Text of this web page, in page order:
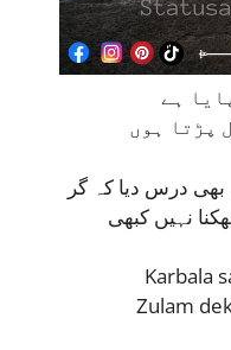
ہے
پڑتا ہوں
درس دیا کہ گر
نہیں کبھی
Karbala
Zulam